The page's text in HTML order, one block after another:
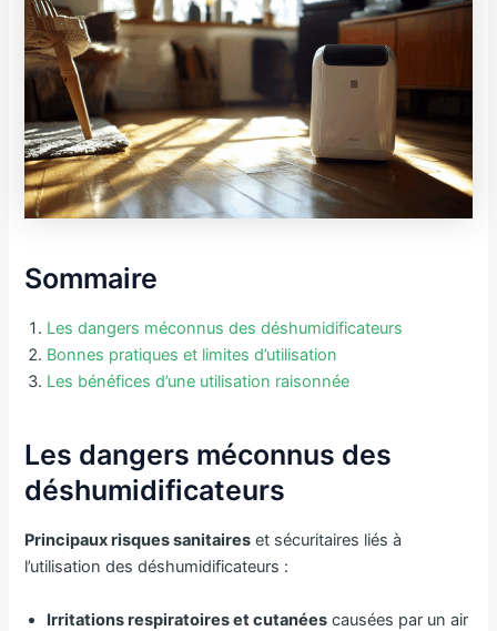
Sommaire
Les dangers méconnus des déshumidificateurs
Bonnes pratiques et limites d’utilisation
Les bénéfices d’une utilisation raisonnée
Les dangers méconnus des
déshumidificateurs
Principaux risques sanitaires et sécuritaires liés à
l’utilisation des déshumidificateurs :
Irritations respiratoires et cutanées causées par un air